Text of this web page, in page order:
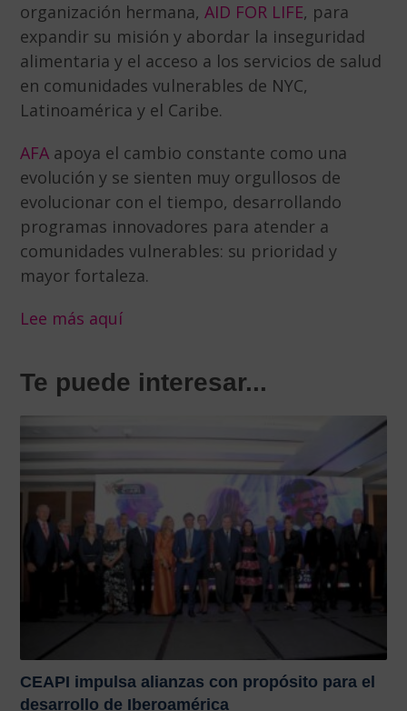
organización hermana,AID FOR LIFE, para
expandir su misión y abordar la inseguridad
alimentaria y el acceso a los servicios de salud
en comunidades vulnerables de NYC,
Latinoamérica y el Caribe.
AFA apoya el cambio constante como una
evolución y se sienten muy orgullosos de
evolucionar con el tiempo, desarrollando
programas innovadores para atender a
comunidades vulnerables: su prioridad y
mayor fortaleza.
Lee más aquí
Te puede interesar...
CEAPI impulsa alianzas con propósito para el
desarrollo de Iberoamérica